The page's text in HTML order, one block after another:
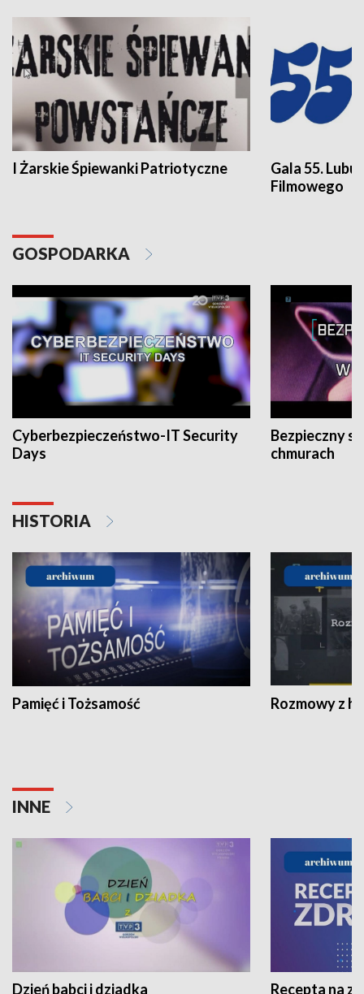
I Żarskie Śpiewanki Patriotyczne
Gala 55.
Filmowego
GOSPODARKA
Cyberbezpieczeństwo-IT Security
Days
Bezpieczny
chmurach
HISTORIA
Pamięć i Tożsamość Rozmowy z
INNE
Dzień babci i dziadka Recepta na